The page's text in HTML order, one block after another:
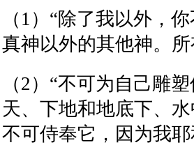
（ 1 ） “除了我以外，
真神以外的其他神。
（2 ） “不可为自己雕
天、下地和地底下、
不可侍奉它，因为我